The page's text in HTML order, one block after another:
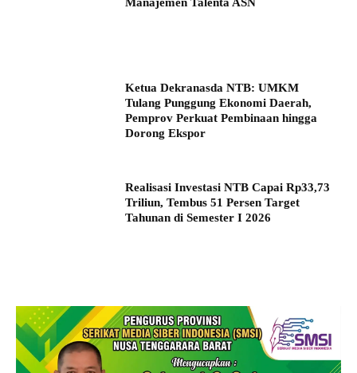
Ketua Dekranasda NTB: UMKM
Tulang Punggung Ekonomi Daerah,
Pemprov Perkuat Pembinaan hingga
Dorong Ekspor
Realisasi Investasi NTB Capai Rp33,73
Triliun, Tembus 51 Persen Target
Tahunan di Semester I 2026